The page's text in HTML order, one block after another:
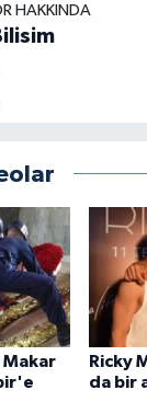
HAKKINDA
Makar
Ricky
da bir